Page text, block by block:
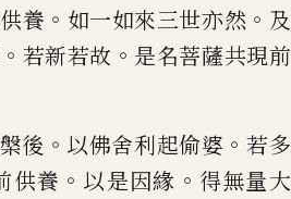
養 。 如一如來三世亦然 。 及
。 若新若故 。 是名菩薩共現前
後 。 以佛舍利起偷婆 。 若多
供養 。 以是因緣 。 得無量大